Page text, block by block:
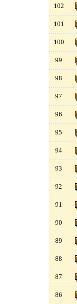
102
101
100
99
98
97
96
95
94
93
92
91
90
89
88
87
86